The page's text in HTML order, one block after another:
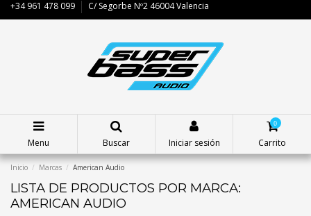
+34 961 478 099 C/ Segorbe Nº2 46004 Valencia
Menu Buscar Iniciar sesión
0
Carrito
Inicio Marcas American Audio
LISTA DE PRODUCTOS POR MARCA:
AMERICAN AUDIO